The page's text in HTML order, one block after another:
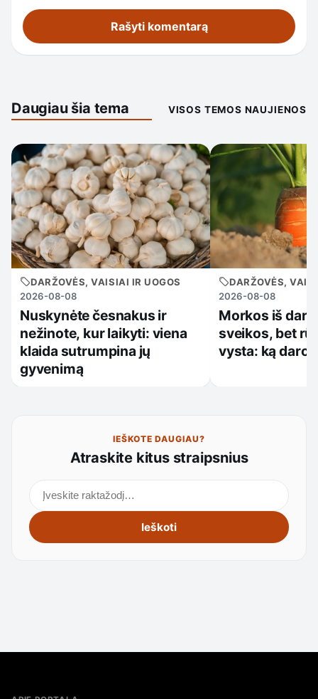
Daugiau šia tema VISOS TEMOS NAUJIENOS
DARŽOVĖS, VAISIAI IR UOGOS
2026-08-08
Nuskynėte česnakus ir
nežinote, kur laikyti: viena
klaida sutrumpina jų
gyvenimą
DARŽOVĖS,
2026-08-08
Morkos iš
sveikos, bet
vysta: ką
IEŠKOTE DAUGIAU?
Atraskite kitus straipsnius
Ieškoti